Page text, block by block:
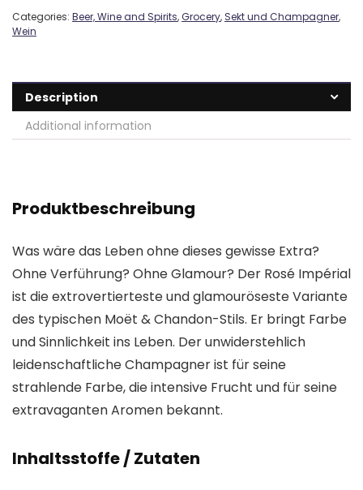
Categories: Beer, Wine and Spirits,Grocery, Sekt und Champagner,
Wein
Description
Additional information
Produktbeschreibung
Was wäre das Leben ohne dieses gewisse Extra?
Ohne Verführung? Ohne Glamour? Der Rosé Impérial
ist die extrovertierteste und glamouröseste Variante
des typischen Moët & Chandon-Stils. Er bringt Farbe
und Sinnlichkeit ins Leben. Der unwiderstehlich
leidenschaftliche Champagner ist für seine
strahlende Farbe, die intensive Frucht und für seine
extravaganten Aromen bekannt.
Inhaltsstoffe / Zutaten